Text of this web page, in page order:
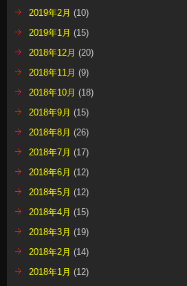
2019年2月 (10)
2019年1月 (15)
2018年12月 (20)
2018年11月 (9)
2018年10月 (18)
2018年9月 (15)
2018年8月 (26)
2018年7月 (17)
2018年6月 (12)
2018年5月 (12)
2018年4月 (15)
2018年3月 (19)
2018年2月 (14)
2018年1月 (12)